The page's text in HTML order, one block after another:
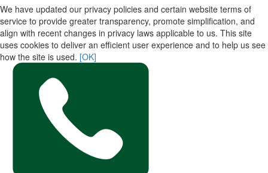
We have updated our privacy policies and certain website terms of
service to provide greater transparency, promote simplification, and
align with recent changes in privacy laws applicable to us. This site
uses cookies to deliver an efficient user experience and to help us see
how the site is used. [OK]